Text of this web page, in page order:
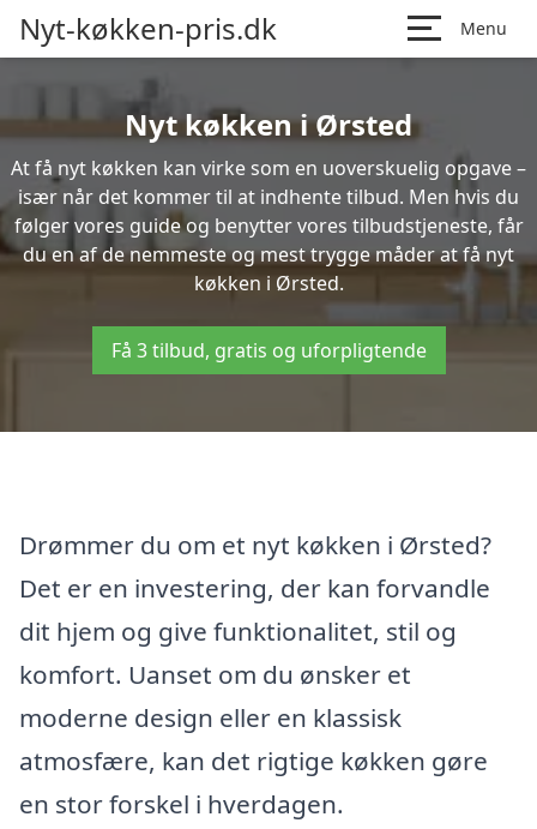
Nyt-køkken-pris.dk Menu
Nyt køkken i Ørsted
At få nyt køkken kan virke som en uoverskuelig opgave –
især når det kommer til at indhente tilbud. Men hvis du
følger vores guide og benytter vores tilbudstjeneste, får
du en af de nemmeste og mest trygge måder at få nyt
køkken i Ørsted.
Få 3 tilbud, gratis og uforpligtende
Drømmer du om et nyt køkken i Ørsted?
Det er en investering, der kan forvandle
dit hjem og give funktionalitet, stil og
komfort. Uanset om du ønsker et
moderne design eller en klassisk
atmosfære, kan det rigtige køkken gøre
en stor forskel i hverdagen.